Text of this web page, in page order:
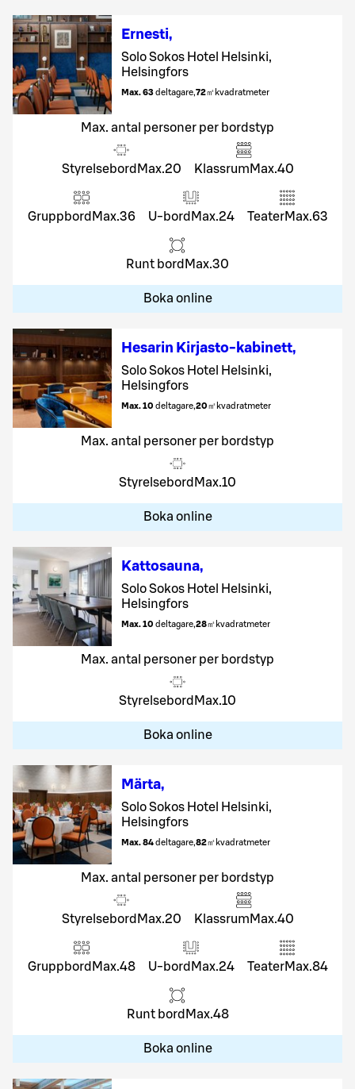
Ernesti,
Solo Sokos Hotel Helsinki,
Helsingfors
Max. 63deltagare,72㎡ kvadratmeter
Max. antal personer per bordstyp
Styrelsebord Max.20 Klassrum Max.40
Gruppbord Max.36 U-bord Max.24 TeaterMax.63
Runt bord Max.30
Boka online
Hesarin Kirjasto-kabinett,
Solo Sokos Hotel Helsinki,
Helsingfors
Max. 10 deltagare,20㎡ kvadratmeter
Max. antal personer per bordstyp
Styrelsebord Max.10
Boka online
Kattosauna,
Solo Sokos Hotel Helsinki,
Helsingfors
Max. 10 deltagare,28㎡ kvadratmeter
Max. antal personer per bordstyp
Styrelsebord Max.10
Boka online
Märta,
Solo Sokos Hotel Helsinki,
Helsingfors
Max. 84deltagare,82㎡ kvadratmeter
Max. antal personer per bordstyp
Styrelsebord Max.20 Klassrum Max.40
Gruppbord Max.48 U-bord Max.24 TeaterMax.84
Runt bord Max.48
Boka online